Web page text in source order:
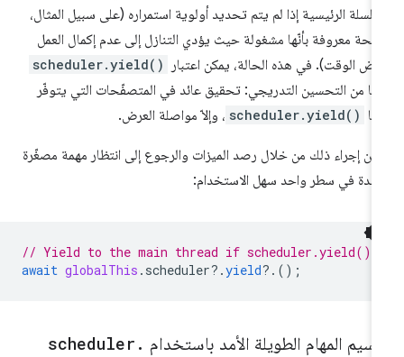
الرئيسية إذا لم يتم تحديد أولوية استمراره (على سبيل المثال،
معروفة بأنّها مشغولة حيث يؤدي التنازل إلى عدم إكمال العمل
الوقت). في هذه الحالة، يمكن اعتبار scheduler.yield()
من التحسين التدريجي: تحقيق عائد في المتصفّحات التي يتوفّر
scheduler.yield() ، وإلاّ مواصلة العرض.
إجراء ذلك من خلال رصد الميزات والرجوع إلى انتظار مهمة مصغّرة
في سطر واحد سهل الاستخدام:
// Yield to the main thread if scheduler.yield()
await globalThis.scheduler?.yield ? .();
المهام الطويلة الأمد باستخدام scheduler.